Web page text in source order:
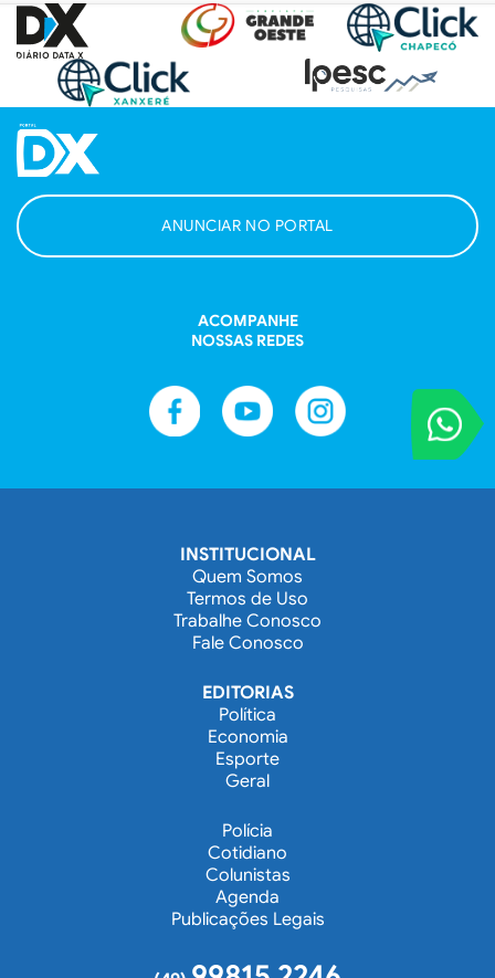
VOCÊ
Entre em
ANUNCIAR NO PORTAL
ACOMPANHE
NOSSAS REDES
INSTITUCIONAL
Quem Somos
Termos de Uso
Trabalhe Conosco
Fale Conosco
EDITORIAS
Política
Economia
Esporte
Geral
Polícia
Cotidiano
Colunistas
Agenda
Publicações Legais